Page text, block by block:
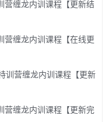
营缠龙内训课程【更新结
营缠龙内训课程【在线更
训营缠龙内训课程【更新
营缠龙内训课程【更新完